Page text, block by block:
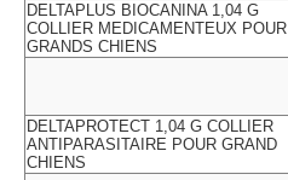
DELTAPLUS BIOCANINA 1,04 G
COLLIER MEDICAMENTEUX POUR
GRANDS CHIENS
DELTAPROTECT 1,04 G COLLIER
ANTIPARASITAIRE POUR GRAND
CHIENS